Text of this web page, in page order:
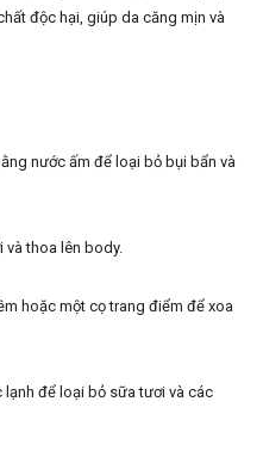
độc hại, giúp da căng mịn và
nước ấm để loại bỏ bụi bẩn và
và thoa lên body.
hoặc một cọ trang điểm để xoa
lạnh để loại bỏ sữa tươi và các